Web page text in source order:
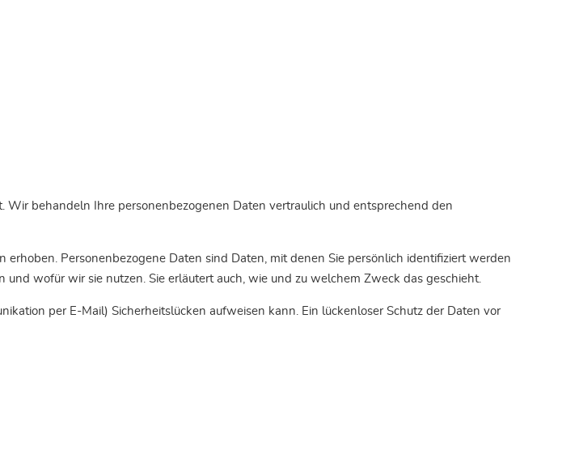
Wir behandeln Ihre personenbezogenen Daten vertraulich und entsprechend den
Personenbezogene Daten sind Daten, mit denen Sie persönlich identifiziert werden
wofür wir sie nutzen. Sie erläutert auch, wie und zu welchem Zweck das geschieht.
per E-Mail) Sicherheitslücken aufweisen kann. Ein lückenloser Schutz der Daten vor